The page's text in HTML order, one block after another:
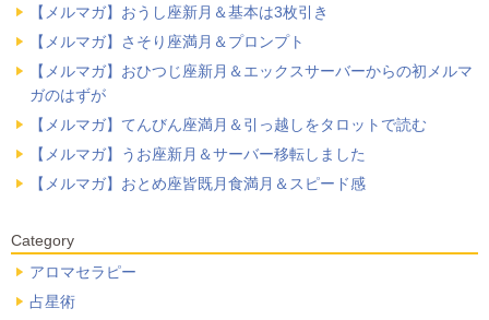
【メルマガ】おうし座新月＆基本は3枚引き
【メルマガ】さそり座満月＆プロンプト
【メルマガ】おひつじ座新月＆エックスサーバーからの初メルマ
ガのはずが
【メルマガ】てんびん座満月＆引っ越しをタロットで読む
【メルマガ】うお座新月＆サーバー移転しました
【メルマガ】おとめ座皆既月食満月＆スピード感
Category
アロマセラピー
占星術